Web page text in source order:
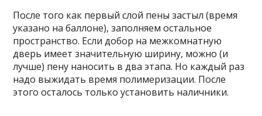
После того как первый слой пены застыл (время
указано на баллоне), заполняем остальное
пространство. Если добор на межкомнатную
дверь имеет значительную ширину, можно (и
лучше) пену наносить в два этапа. Но каждый раз
надо выжидать время полимеризации. После
этого осталось только установить наличники.